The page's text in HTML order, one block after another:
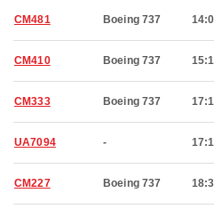
CM481 Boeing 737
CM410 Boeing 737
CM333 Boeing 737
UA7094 -
CM227 Boeing 737